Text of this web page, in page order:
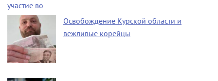
Освобождение Курской области и
вежливые корейцы